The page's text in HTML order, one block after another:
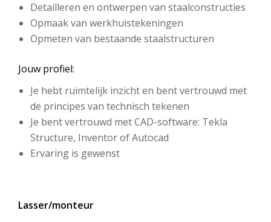
Detailleren en ontwerpen van staalconstructies
Opmaak van werkhuistekeningen
Opmeten van bestaande staalstructuren
Jouw profiel:
Je hebt ruimtelijk inzicht en bent vertrouwd met
de principes van technisch tekenen
Je bent vertrouwd met CAD-software: Tekla
Structure, Inventor of Autocad
Ervaring is gewenst
Lasser/monteur